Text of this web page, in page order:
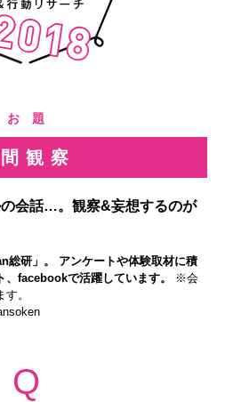
お 題
観察
会話…。観察&妄想するのが
総研」。 アンケートや体験取材に積
、facebookで活躍しています。
※会
。
Q